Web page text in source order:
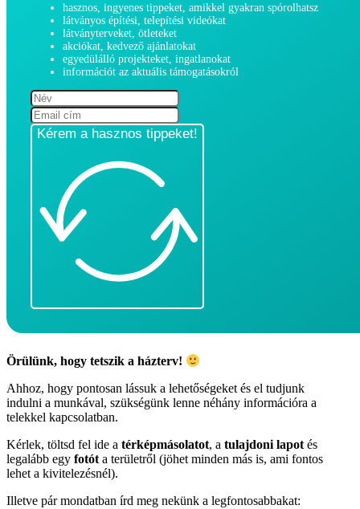
hasznos, ingyenes tippeket, amikkel gyakran spórolhatsz
látványos építési, telepítési videókat
látványterveket, ötleteket
akciókat, kedvező ajánlatokat
egyedülálló projekteket, ingatlanokat
információt az aktuális támogatásokról
Kérem a hasznos tippeket!
Örülünk, hogy tetszik a házterv!
Ahhoz, hogy pontosan lássuk a lehetőségeket és el tudjunk
indulni a munkával, szükségünk lenne néhány információra a
telekkel kapcsolatban.
Kérlek, töltsd fel ide a térképmásolatot, a tulajdoni lapot és
legalább egy fotót a területről (jöhet minden más is, ami fontos
lehet a kivitelezésnél).
Illetve pár mondatban írd meg nekünk a legfontosabbakat: